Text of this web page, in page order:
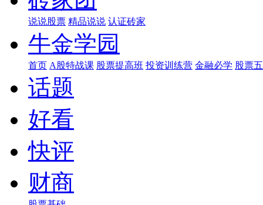
说说股票 精品说说 认证砖家
牛金学园
首页 A股特战课 股票提高班 投资训练营 金融必学 股票
话题
好看
快评
财商